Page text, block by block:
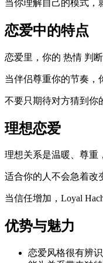
当你理解自己的模式，
恋爱中的特点
恋爱里，你的 热情 判
当伴侣尊重你的节奏，
不要只期待对方猜到你
理想恋爱
理想关系是温暖、尊重
适合你的人不会急着改
当信任增加，Loyal
优势与魅力
恋爱风格很有辨